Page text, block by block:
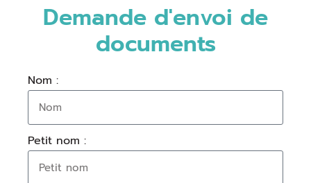
Demande d'envoi de
documents
Nom :
Petit nom :